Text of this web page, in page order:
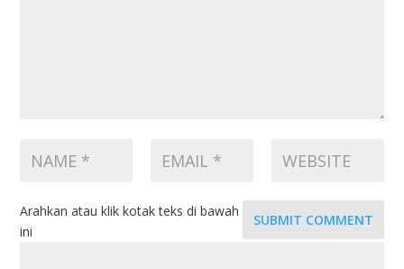
SUBMIT COMMENT
Arahkan atau klik kotak teks di bawah
ini